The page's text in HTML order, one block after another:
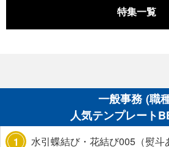
特集一覧
一般事務 (職
人気テンプレート
1 水引蝶結び・花結び005（熨斗